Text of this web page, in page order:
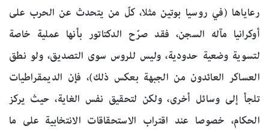
رعاياها (في روسيا بوتين مثلا، كلّ من يتحدث عن الحرب على
أوكرانيا مآله السجن، فقد صرّح الدكتاتور بأنها عملية خاصة
لتسوية وضعية حدودية، وليس للروس سوى التصديق، ولو نطق
العساكر العائدون من الجبهة بعكس ذلك)، فإن الديمقراطيات
تلجأ إلى وسائل أخرى، ولكن لتحقيق نفس الغاية، حيث يركز
الحكام، خصوصا عند اقتراب الاستحقاقات الانتخابية على ما